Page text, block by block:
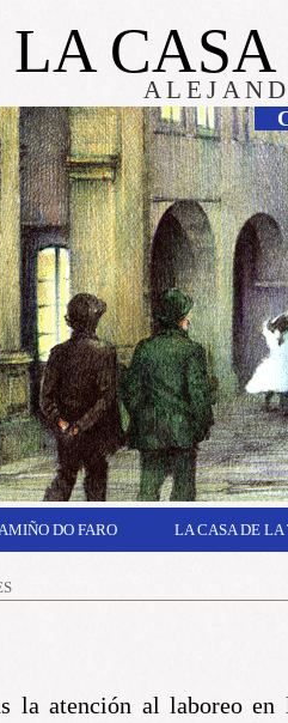
LA
DO FARO LA CASA DE LA
la atención al laboreo en